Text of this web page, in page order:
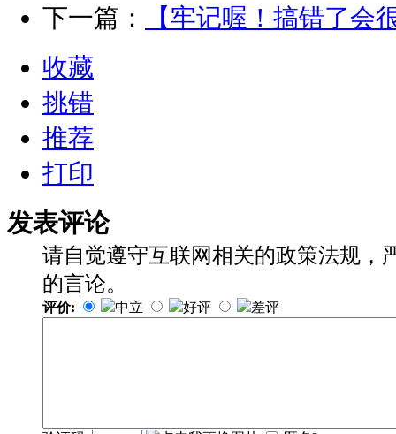
下一篇：
【牢记喔！搞错了会
收藏
挑错
推荐
打印
发表评论
请自觉遵守互联网相关的政策法规，
的言论。
评价: 中立 好评 差评